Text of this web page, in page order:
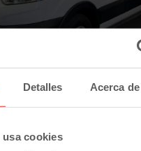
Detalles Acerca
usa cookies
96kW L3H2 Kombi